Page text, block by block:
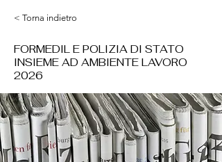
< Torna indietro
FORMEDIL E POLIZIA DI STATO
INSIEME AD AMBIENTE LAVORO
2026